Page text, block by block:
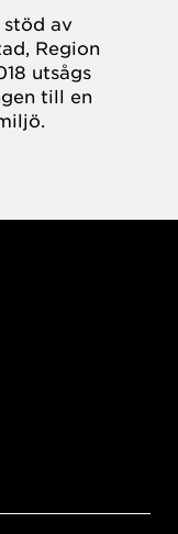
stöd av
Region
utsågs
till en